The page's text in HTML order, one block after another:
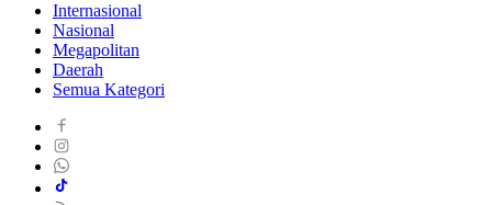
Internasional
Nasional
Megapolitan
Daerah
Semua Kategori